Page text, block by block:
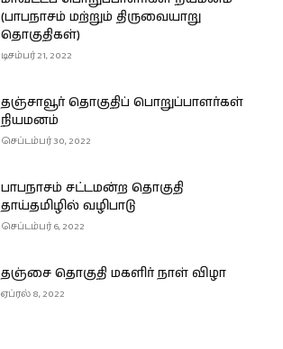
(பாபநாசம் மற்றும் திருவையாறு
தொகுதிகள்)
டிசம்பர் 21, 2022
தஞ்சாவூர் தொகுதிப் பொறுப்பாளர்கள்
நியமனம்
செப்டம்பர் 30, 2022
பாபநாசம் சட்டமன்ற தொகுதி
தாய்தமிழில் வழிபாடு
செப்டம்பர் 6, 2022
தஞ்சை தொகுதி மகளிர் நாள் விழா
ஏப்ரல் 8, 2022